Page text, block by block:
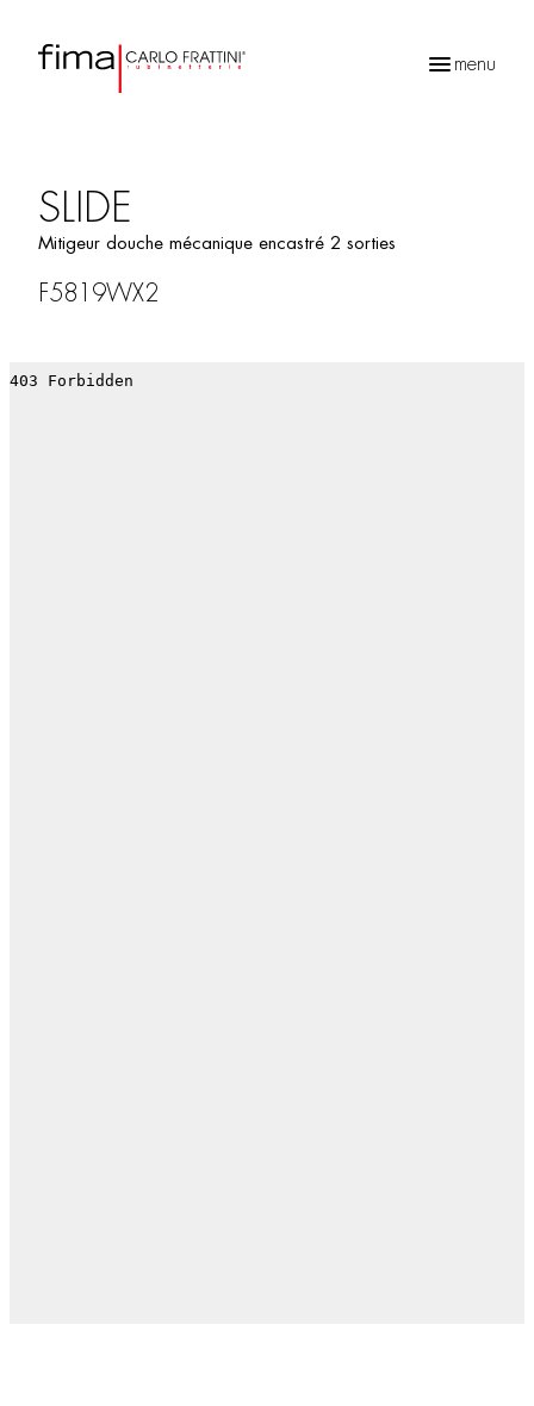
menu
SLIDE
Mitigeur douche mécanique encastré 2 sorties
F5819WX2